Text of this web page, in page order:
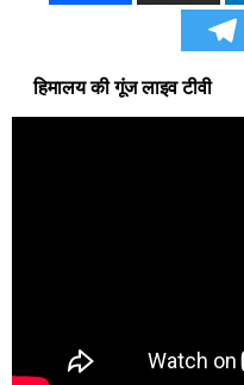
हिमालय की गूंज लाइव टीवी